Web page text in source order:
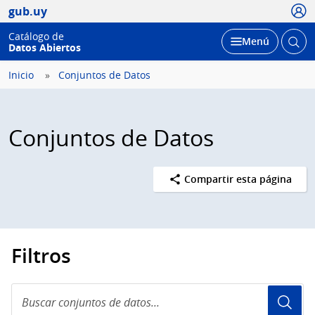
gub.uy
Catálogo de
Datos Abiertos
Desplegar
Menú Abrir
Inicio Conjuntos de Datos
Conjuntos de Datos
Compartir esta página
Filtros
conjuntos